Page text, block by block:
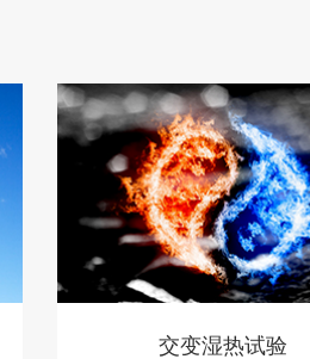
交变湿热试验